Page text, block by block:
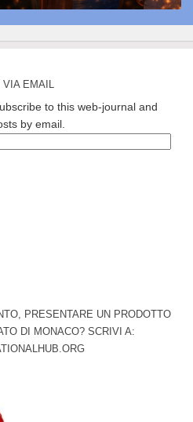
VIA EMAIL
to this web-journal and
by email.
PRESENTARE UN PRODOTTO
DI MONACO? SCRIVI A: